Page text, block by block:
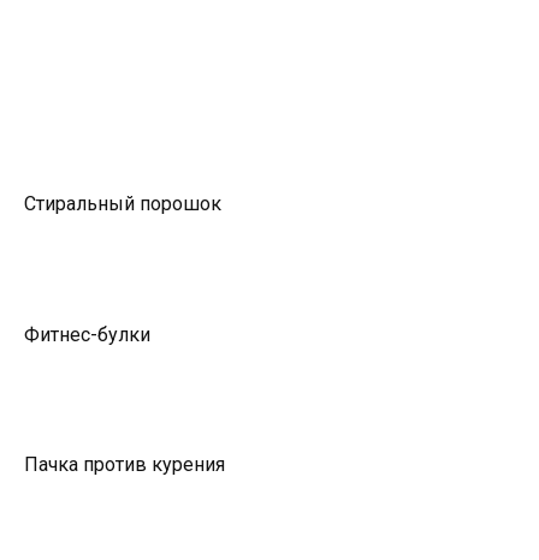
Стиральный порошок
Фитнес-булки
Пачка против курения